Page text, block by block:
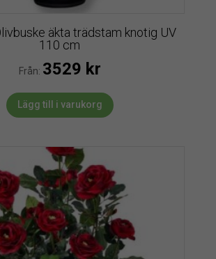
äkta trädstam knotig UV
110 cm
Från: 3529 kr
Lägg till i varukorg